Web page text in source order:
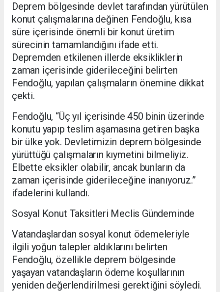
Deprem bölgesinde devlet tarafından yürütülen
konut çalışmalarına değinen Fendoğlu, kısa
süre içerisinde önemli bir konut üretim
sürecinin tamamlandığını ifade etti.
Depremden etkilenen illerde eksikliklerin
zaman içerisinde giderileceğini belirten
Fendoğlu, yapılan çalışmaların önemine dikkat
çekti.
Fendoğlu, “Üç yıl içerisinde 450 binin üzerinde
konutu yapıp teslim aşamasına getiren başka
bir ülke yok. Devletimizin deprem bölgesinde
yürüttüğü çalışmaların kıymetini bilmeliyiz.
Elbette eksikler olabilir, ancak bunların da
zaman içerisinde giderileceğine inanıyoruz.”
ifadelerini kullandı.
Sosyal Konut Taksitleri Meclis Gündeminde
Vatandaşlardan sosyal konut ödemeleriyle
ilgili yoğun talepler aldıklarını belirten
Fendoğlu, özellikle deprem bölgesinde
yaşayan vatandaşların ödeme koşullarının
yeniden değerlendirilmesi gerektiğini söyledi.